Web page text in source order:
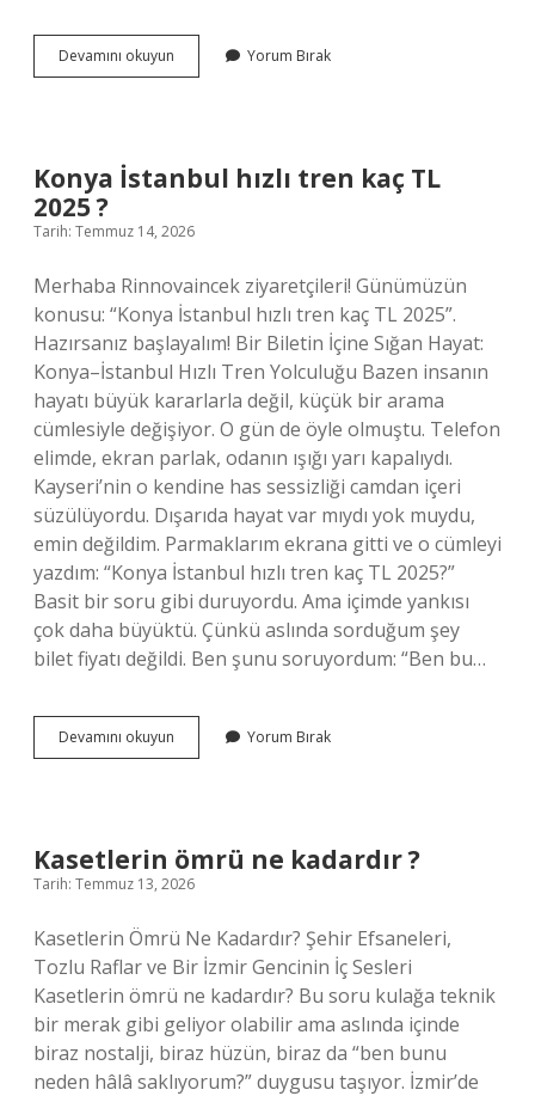
Devamını okuyun
İstanbul
2025
Yorum Bırak
Konya İstanbul hızlı tren kaç TL
2025 ?
Tarih: Temmuz 14, 2026
Merhaba Rinnovaincek ziyaretçileri! Günümüzün
konusu: “Konya İstanbul hızlı tren kaç TL 2025”.
Hazırsanız başlayalım! Bir Biletin İçine Sığan Hayat:
Konya–İstanbul Hızlı Tren Yolculuğu Bazen insanın
hayatı büyük kararlarla değil, küçük bir arama
cümlesiyle değişiyor. O gün de öyle olmuştu. Telefon
elimde, ekran parlak, odanın ışığı yarı kapalıydı.
Kayseri’nin o kendine has sessizliği camdan içeri
süzülüyordu. Dışarıda hayat var mıydı yok muydu,
emin değildim. Parmaklarım ekrana gitti ve o cümleyi
yazdım: “Konya İstanbul hızlı tren kaç TL 2025?”
Basit bir soru gibi duruyordu. Ama içimde yankısı
çok daha büyüktü. Çünkü aslında sorduğum şey
bilet fiyatı değildi. Ben şunu soruyordum: “Ben bu…
Devamını okuyun
İstanbul
2025
?
Yorum Bırak
Kasetlerin ömrü ne kadardır ?
Tarih: Temmuz 13, 2026
Kasetlerin Ömrü Ne Kadardır? Şehir Efsaneleri,
Tozlu Raflar ve Bir İzmir Gencinin İç Sesleri
Kasetlerin ömrü ne kadardır? Bu soru kulağa teknik
bir merak gibi geliyor olabilir ama aslında içinde
biraz nostalji, biraz hüzün, biraz da “ben bunu
neden hâlâ saklıyorum?” duygusu taşıyor. İzmir’de